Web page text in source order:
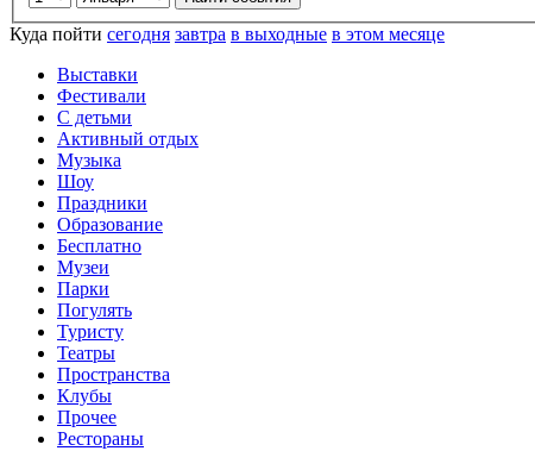
Куда пойти сегодня завтра в выходные в этом месяце
Выставки
Фестивали
С детьми
Активный отдых
Музыка
Шоу
Праздники
Образование
Бесплатно
Музеи
Парки
Погулять
Туристу
Театры
Пространства
Клубы
Прочее
Рестораны